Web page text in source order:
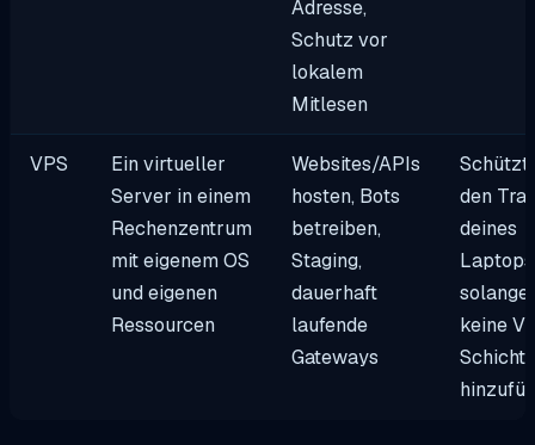
Adresse,
Schutz vor
lokalem
Mitlesen
VPS
Ein virtueller
Server in einem
Rechenzentrum
mit eigenem OS
und eigenen
Ressourcen
Websites/APIs
hosten, Bots
betreiben,
Staging,
dauerhaft
laufende
Gateways
Schützt
den
deines
solange
keine
Schicht